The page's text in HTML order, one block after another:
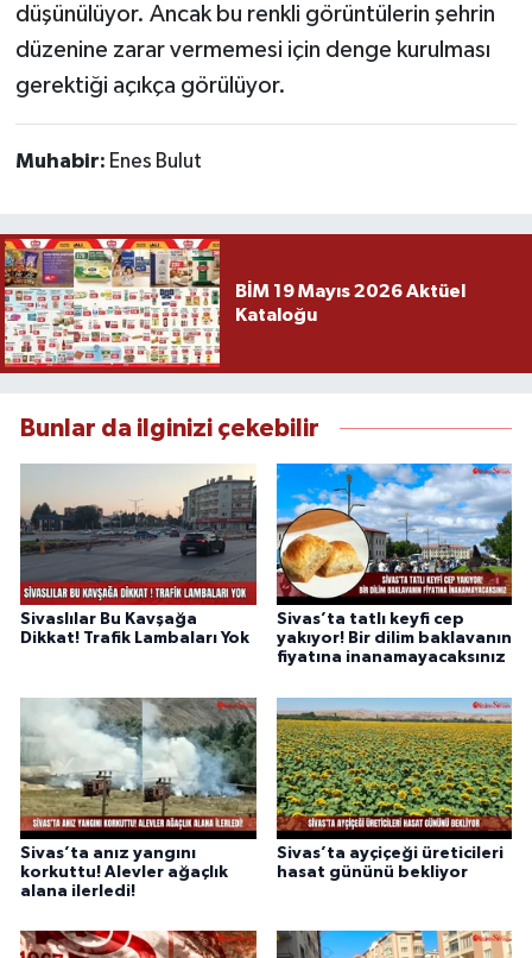
düşünülüyor. Ancak bu renkli görüntülerin şehrin
düzenine zarar vermemesi için denge kurulması
gerektiği açıkça görülüyor.
Muhabir: Enes Bulut
BİM 19 Mayıs 2026 Aktüel
Kataloğu
Bunlar da ilginizi çekebilir
Sivaslılar Bu Kavşağa
Dikkat! Trafik Lambaları Yok
Sivas’ta tatlı keyfi cep
yakıyor! Bir dilim baklavanın
fiyatına inanamayacaksınız
Sivas’ta anız yangını
korkuttu! Alevler ağaçlık
alana ilerledi!
Sivas’ta ayçiçeği üreticileri
hasat gününü bekliyor